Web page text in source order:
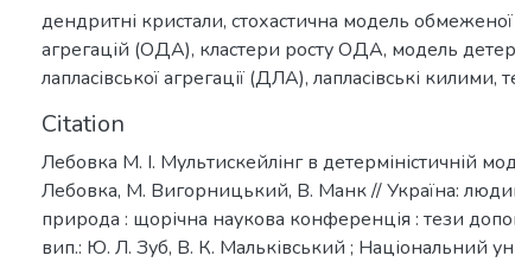
дендритні кристали, стохастична модель
агрегацій (ОДА), кластери росту ОДА, модель
лапласівської агрегації (ДЛА), лапласівські килими,
Citation
Лебовка М. І. Мультискейлінг в детерміністичній
Лебовка, М. Вигорницький, В. Манк // Україна:
природа : щорічна наукова конференція : тези
вип.: Ю. Л. Зуб, В. К. Мальківський ; Національний